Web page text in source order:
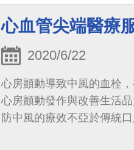
心血管尖端醫療
2020/6/22
心房顫動導致中風的血栓
心房顫動發作與改善生活
防中風的療效不亞於傳統